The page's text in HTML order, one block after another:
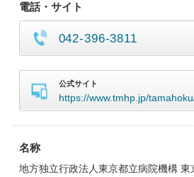
電話・サイト
042-396-3811
公式サイト
https://www.tmhp.jp/
名称
地方独立行政法人東京都立病院機構